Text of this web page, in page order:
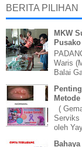
BERITA PILIHAN
MKW
Waris
Balai
Metode
(
Serviks
oleh